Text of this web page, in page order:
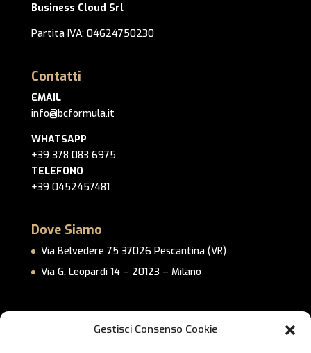
Gestisci Consenso Cookie
Business Cloud Srl
Partita IVA: 04624750230
Contatti
EMAIL
info@bcformula.it
WHATSAPP
+39 378 083 6975
TELEFONO
+39 0452457481
Dove Siamo
Via Belvedere 75 37026 Pescantina (VR)
Via G. Leopardi 14 – 20123 – Milano